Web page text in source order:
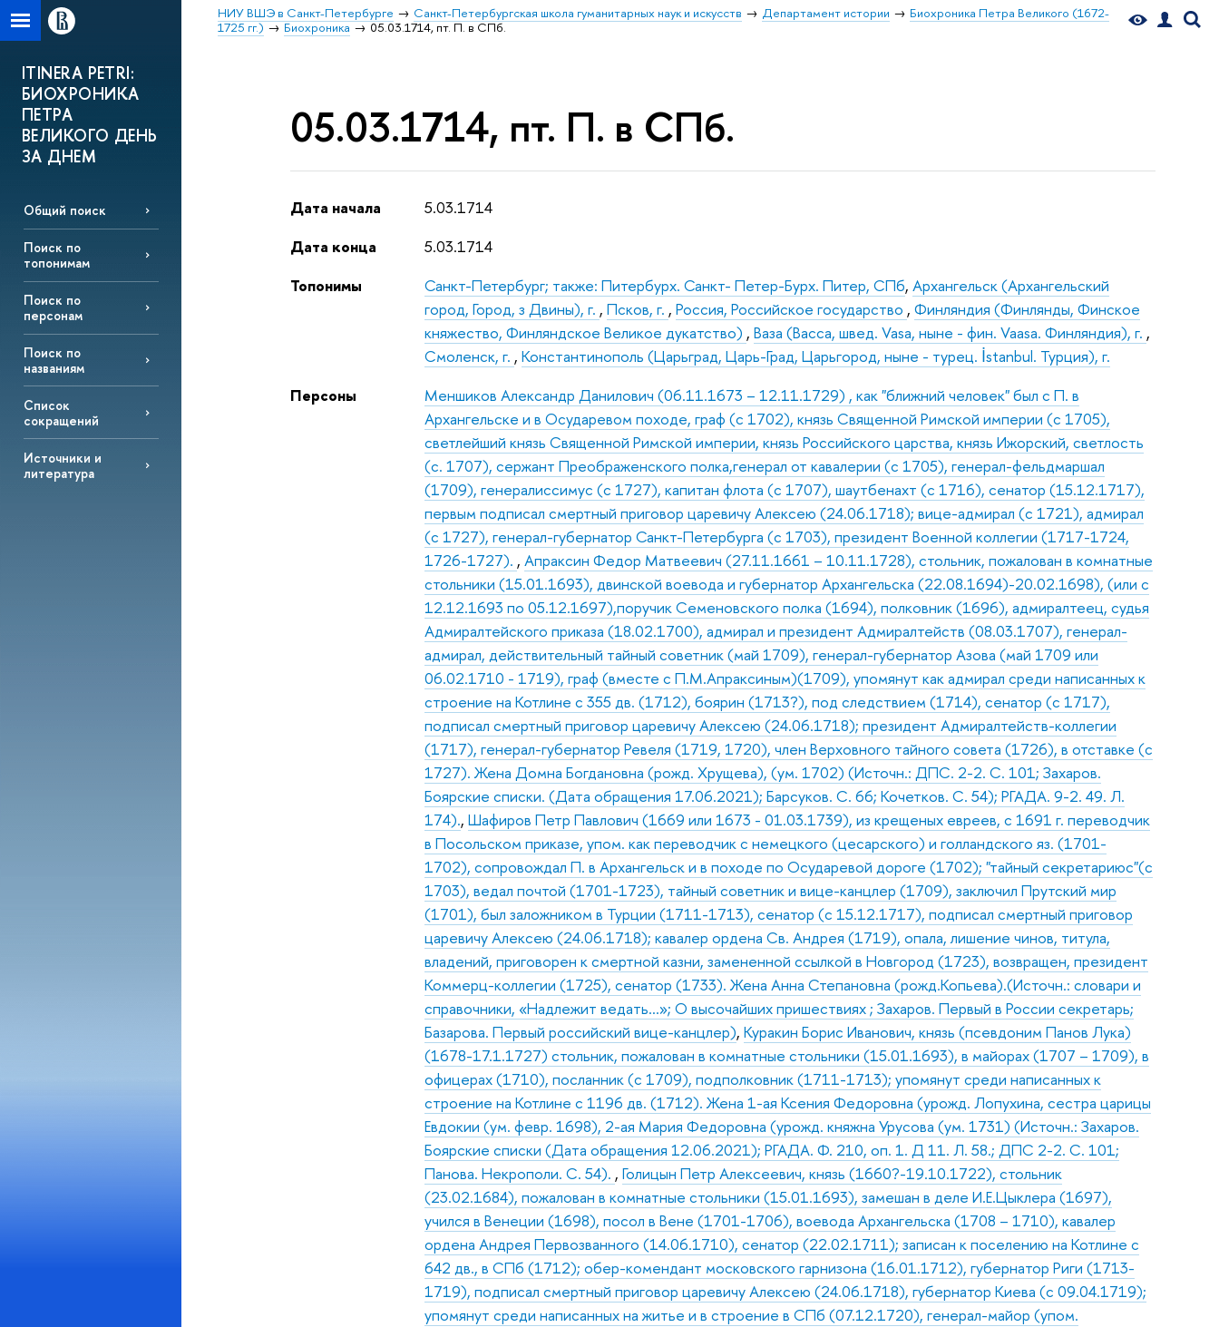
НИУ ВШЭ в Санкт-Петербурге Санкт-Петербургская школа гуманитарных наук и искусств Департамент истории
Биохроника Петра Великого (1672-
1725 гг.)
Биохроника 05.03.1714, пт. П. в СПб.
ITINERA PETRI:
БИОХРОНИКА
ПЕТРА
ВЕЛИКОГО ДЕНЬ
ЗА ДНЕМ
Общий поиск
Поиск по
топонимам
Поиск по
персонам
Поиск по
названиям
Список
сокращений
Источники и
литература
05.03.1714, пт. П. в СПб.
Дата начала
5.03.1714
Дата конца
5.03.1714
Топонимы
Санкт-Петербург; также: Питербурх. Санкт- Петер-Бурх. Питер, СПб,Архангельск (Архангельский
город, Город, з Двины), г. ,Псков, г. ,Россия, Российское государство ,Финляндия (Финлянды, Финское
княжество, Финляндское Великое дукатство) ,Ваза (Васса, швед. Vasa, ныне - фин. Vaasa. Финляндия), г. ,
Смоленск, г. ,Константинополь (Царьград, Царь-Град, Царьгород, ныне - турец. İstanbul. Турция), г.
Персоны
Меншиков Александр Данилович (06.11.1673 – 12.11.1729) , как "ближний человек" был с П. в
Архангельске и в Осударевом походе, граф (с 1702), князь Священной Римской империи (с 1705),
светлейший князь Священной Римской империи, князь Российского царства, князь Ижорский, светлость
(с. 1707), сержант Преображенского полка,генерал от кавалерии (с 1705), генерал-фельдмаршал
(1709), генералиссимус (с 1727), капитан флота (с 1707), шаутбенахт (с 1716), сенатор (15.12.1717),
первым подписал смертный приговор царевичу Алексею (24.06.1718); вице-адмирал (с 1721), адмирал
(с 1727), генерал-губернатор Санкт-Петербурга (с 1703), президент Военной коллегии (1717-1724,
1726-1727). ,Апраксин Федор Матвеевич (27.11.1661 – 10.11.1728), стольник, пожалован в комнатные
стольники (15.01.1693), двинской воевода и губернатор Архангельска (22.08.1694)-20.02.1698), (или с
12.12.1693 по 05.12.1697),поручик Семеновского полка (1694), полковник (1696), адмиралтеец, судья
Адмиралтейского приказа (18.02.1700), адмирал и президент Адмиралтейств (08.03.1707), генерал-
адмирал, действительный тайный советник (май 1709), генерал-губернатор Азова (май 1709 или
06.02.1710 - 1719), граф (вместе с П.М.Апраксиным)(1709), упомянут как адмирал среди написанных к
строение на Котлине с 355 дв. (1712), боярин (1713?), под следствием (1714), сенатор (с 1717),
подписал смертный приговор царевичу Алексею (24.06.1718); президент Адмиралтейств-коллегии
(1717), генерал-губернатор Ревеля (1719, 1720), член Верховного тайного совета (1726), в отставке (с
1727). Жена Домна Богдановна (рожд. Хрущева), (ум. 1702) (Источн.: ДПС. 2-2. С. 101; Захаров.
Боярские списки. (Дата обращения 17.06.2021); Барсуков. С. 66; Кочетков. С. 54); РГАДА. 9-2. 49. Л.
174).,Шафиров Петр Павлович (1669 или 1673 - 01.03.1739), из крещеных евреев, с 1691 г. переводчик
в Посольском приказе, упом. как переводчик с немецкого (цесарского) и голландского яз. (1701-
1702), сопровождал П. в Архангельск и в походе по Осударевой дороге (1702); "тайный секретариюс"(с
1703), ведал почтой (1701-1723), тайный советник и вице-канцлер (1709), заключил Прутский мир
(1701), был заложником в Турции (1711-1713), сенатор (с 15.12.1717), подписал смертный приговор
царевичу Алексею (24.06.1718); кавалер ордена Св. Андрея (1719), опала, лишение чинов, титула,
владений, приговорен к смертной казни, замененной ссылкой в Новгород (1723), возвращен, президент
Коммерц-коллегии (1725), сенатор (1733). Жена Анна Степановна (рожд.Копьева).(Источн.: словари и
справочники, «Надлежит ведать…»; О высочайших пришествиях ; Захаров. Первый в России секретарь;
Базарова. Первый российский вице-канцлер),Куракин Борис Иванович, князь (псевдоним Панов Лука)
(1678-17.1.1727) стольник, пожалован в комнатные стольники (15.01.1693), в майорах (1707 – 1709), в
офицерах (1710), посланник (с 1709), подполковник (1711-1713); упомянут среди написанных к
строение на Котлине с 1196 дв. (1712). Жена 1-ая Ксения Федоровна (урожд. Лопухина, сестра царицы
Евдокии (ум. февр. 1698), 2-ая Мария Федоровна (урожд. княжна Урусова (ум. 1731) (Источн.: Захаров.
Боярские списки (Дата обращения 12.06.2021); РГАДА. Ф. 210, оп. 1. Д 11. Л. 58.; ДПС 2-2. С. 101;
Панова. Некрополи. С. 54). ,Голицын Петр Алексеевич, князь (1660?-19.10.1722), стольник
(23.02.1684), пожалован в комнатные стольники (15.01.1693), замешан в деле И.Е.Цыклера (1697),
учился в Венеции (1698), посол в Вене (1701-1706), воевода Архангельска (1708 – 1710), кавалер
ордена Андрея Первозванного (14.06.1710), сенатор (22.02.1711); записан к поселению на Котлине с
642 дв., в СПб (1712); обер-комендант московского гарнизона (16.01.1712), губернатор Риги (1713-
1719), подписал смертный приговор царевичу Алексею (24.06.1718), губернатор Киева (с 09.04.1719);
упомянут среди написанных на житье и в строение в СПб (07.12.1720), генерал-майор (упом.